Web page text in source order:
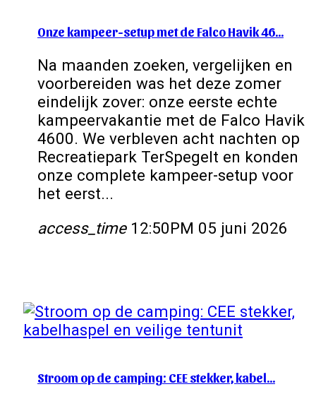
Onze kampeer-setup met de Falco Havik 46…
Na maanden zoeken, vergelijken en
voorbereiden was het deze zomer
eindelijk zover: onze eerste echte
kampeervakantie met de Falco Havik
4600. We verbleven acht nachten op
Recreatiepark TerSpegelt en konden
onze complete kampeer-setup voor
het eerst...
access_time12:50PM 05 juni 2026
Stroom op de camping: CEE stekker, kabel…